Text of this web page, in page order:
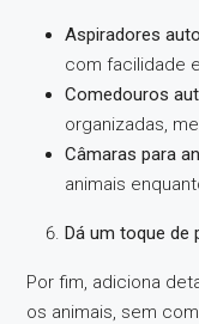
Aspiradores
com facilidade
Comedouros
organizadas,
Câmaras para
animais
Dá um toque de
Por fim, adiciona
os animais, sem